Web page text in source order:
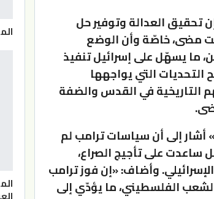
تحقيق العدالة وتوفير حل
مضى، خاصّة وأن الوضع
ما يسهّل على إسرائيل تنفيذ
التي يواجهها
التاريخية في القدس والضفة
إلى أن سياسات ترامب لم
على تأجيج الصراع،
وأضاف: «إن فوز ترامب
الشعب الفلسطيني، ما يؤدّي إلى